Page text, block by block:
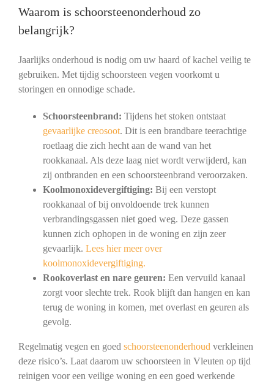
Waarom is schoorsteenonderhoud zo
belangrijk?
Jaarlijks onderhoud is nodig om uw haard of kachel veilig te
gebruiken. Met tijdig schoorsteen vegen voorkomt u
storingen en onnodige schade.
Schoorsteenbrand: Tijdens het stoken ontstaat
gevaarlijke creosoot. Dit is een brandbare teerachtige
roetlaag die zich hecht aan de wand van het
rookkanaal. Als deze laag niet wordt verwijderd, kan
zij ontbranden en een schoorsteenbrand veroorzaken.
Koolmonoxidevergiftiging: Bij een verstopt
rookkanaal of bij onvoldoende trek kunnen
verbrandingsgassen niet goed weg. Deze gassen
kunnen zich ophopen in de woning en zijn zeer
gevaarlijk. Lees hier meer over
koolmonoxidevergiftiging.
Rookoverlast en nare geuren: Een vervuild kanaal
zorgt voor slechte trek. Rook blijft dan hangen en kan
terug de woning in komen, met overlast en geuren als
gevolg.
Regelmatig vegen en goed schoorsteenonderhoud verkleinen
deze risico’s. Laat daarom uw schoorsteen in Vleuten op tijd
reinigen voor een veilige woning en een goed werkende